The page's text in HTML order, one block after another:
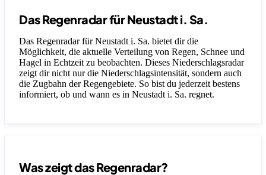
Das Regenradar für Neustadt i. Sa.
Das Regenradar für Neustadt i. Sa. bietet dir die
Möglichkeit, die aktuelle Verteilung von Regen, Schnee und
Hagel in Echtzeit zu beobachten. Dieses Niederschlagsradar
zeigt dir nicht nur die Niederschlagsintensität, sondern auch
die Zugbahn der Regengebiete. So bist du jederzeit bestens
informiert, ob und wann es in Neustadt i. Sa. regnet.
Was zeigt das Regenradar?